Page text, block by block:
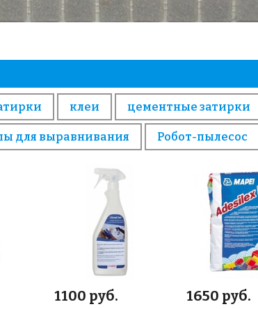
клеи цементные затирки
для выравнивания Робот-пылесос
1100 руб. 1650 руб.